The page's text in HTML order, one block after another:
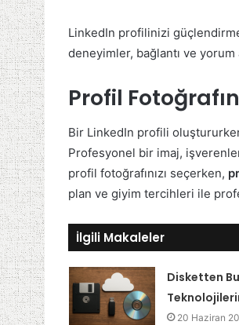
LinkedIn profilinizi
deneyimler, bağlantı ve
Profil
Bir LinkedIn profili
Profesyonel bir imaj,
profil fotoğrafınızı seçerken,
plan ve giyim tercihleri ile
İlgili Makaleler
Disketten
20 Haziran